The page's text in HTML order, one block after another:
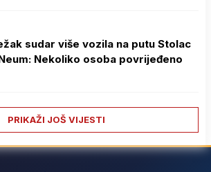
sudar više vozila na putu Stolac
Nekoliko osoba povrijeđeno
PRIKAŽI JOŠ VIJESTI